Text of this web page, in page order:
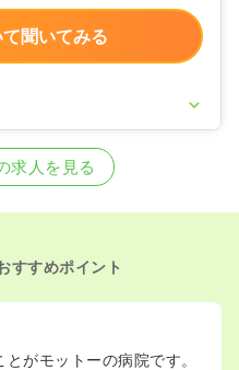
聞いてみる
求人を見る
すすめポイント
がモットーの病院です。